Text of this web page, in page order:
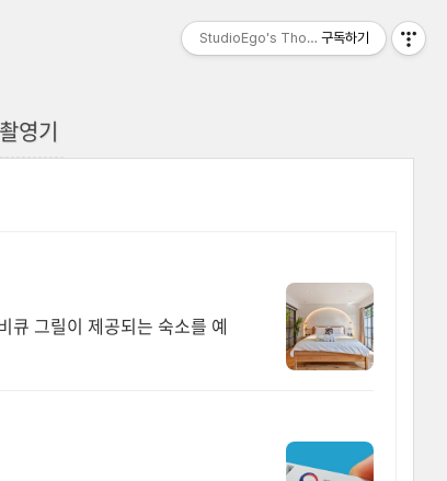
영기
큐 그릴이 제공되는 숙소를 예
StudioEgo's Thoughts, seasonⅡ
구독하기